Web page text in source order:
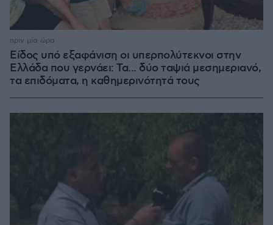
Είδος υπό εξαφάνιση οι υπερπολύτεκνοι στην
Ελλάδα που γερνάει: Τα... δύο ταψιά μεσημεριανό,
τα επιδόματα, η καθημερινότητά τους
πριν μία ώρα